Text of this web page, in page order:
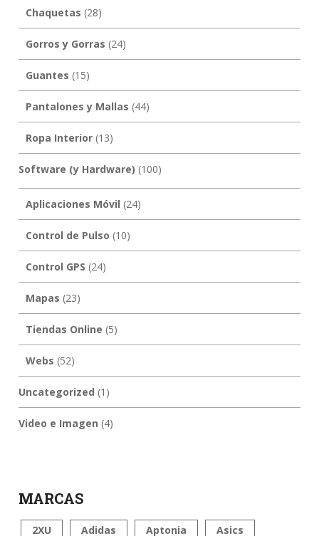
Chaquetas (28)
Gorros y Gorras (24)
Guantes (15)
Pantalones y Mallas (44)
Ropa Interior(13)
Software (y Hardware) (100)
Aplicaciones Móvil (24)
Control de Pulso (10)
Control GPS (24)
Mapas (23)
Tiendas Online (5)
Webs (52)
Uncategorized (1)
Video e Imagen (4)
MARCAS
2XU Adidas Aptonia
Asics